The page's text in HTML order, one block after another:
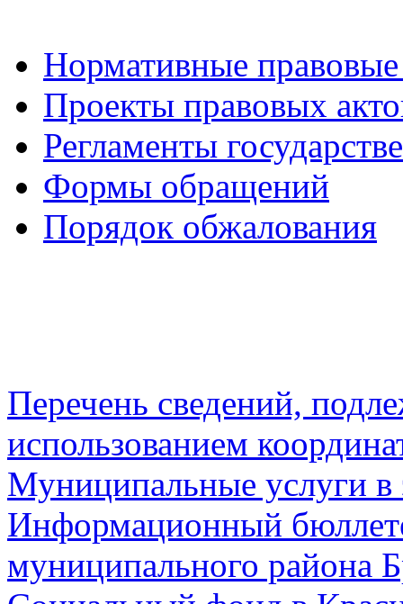
Нормативные
Проекты правовых
Регламенты
Формы обращений
Порядок обжалования
Перечень сведений,
использованием
Муниципальные услуги в
Информационный
муниципального района